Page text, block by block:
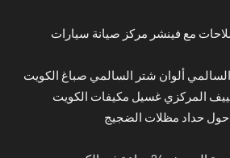
مع فينشر مركز صيانة سيارات
السالمي ألوان شتر السالمي صباغ الكويت
المركزي غسيل مكيفات الكويت
حول حداد مظلات الضجيج